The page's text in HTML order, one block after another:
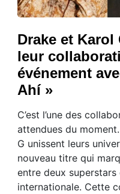
Drake et
leur
événement
Ahí »
C’est l’une des
attendues du
G unissent leurs
nouveau titre qui
entre deux superstars
internationale. Cette